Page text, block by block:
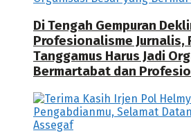
Di Tengah Gempuran
Profesionalisme Jurnalis,
Tanggamus Harus Jadi
Bermartabat dan